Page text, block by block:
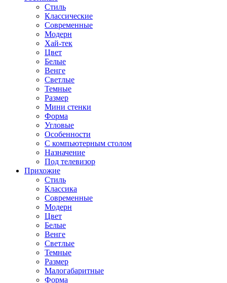
Стиль
Классические
Современные
Модерн
Хай-тек
Цвет
Белые
Венге
Светлые
Темные
Размер
Мини стенки
Форма
Угловые
Особенности
С компьютерным столом
Назначение
Под телевизор
Прихожие
Стиль
Классика
Современные
Модерн
Цвет
Белые
Венге
Светлые
Темные
Размер
Малогабаритные
Форма